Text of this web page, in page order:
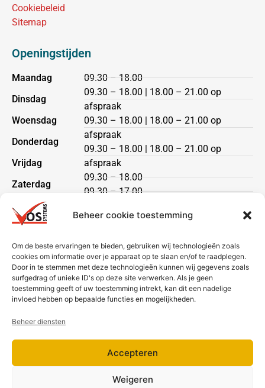
Beheer cookie toestemming
Om de beste ervaringen te bieden, gebruiken wij technologieën zoals
cookies om informatie over je apparaat op te slaan en/of te raadplegen.
Door in te stemmen met deze technologieën kunnen wij gegevens zoals
surfgedrag of unieke ID's op deze site verwerken. Als je geen
toestemming geeft of uw toestemming intrekt, kan dit een nadelige
invloed hebben op bepaalde functies en mogelijkheden.
Beheer diensten
Accepteren
Weigeren
Cookiebeleid
Sitemap
Openingstijden
Maandag
Dinsdag
Woensdag
Donderdag
Vrijdag
Zaterdag
Zondag
09.30 – 18.00
09.30 – 18.00 | 18.00 – 21.00 op
afspraak
09.30 – 18.00 | 18.00 – 21.00 op
afspraak
09.30 – 18.00 | 18.00 – 21.00 op
afspraak
09.30 – 18.00
09.30 – 17.00
Heeft u een vraag?
Neem dan contact met ons op via telefoon of mail.
Bezorging & betaling